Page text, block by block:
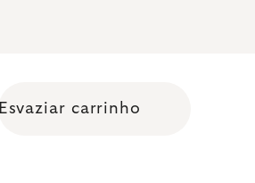
Esvaziar carrinho